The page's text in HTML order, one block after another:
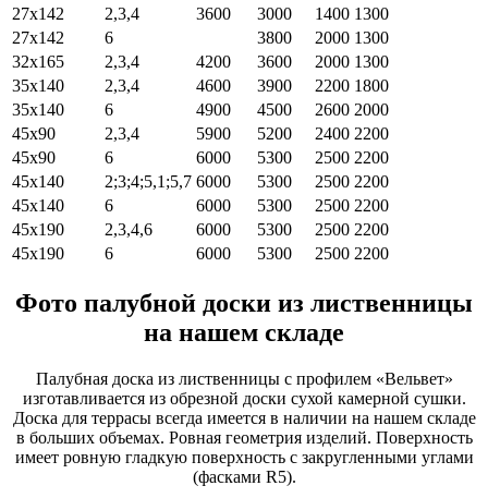
27х142
2,3,4 3600 3000 1400 1300
27х142
6 3800 2000 1300
32х165
2,3,4 4200 3600 2000 1300
35х140
2,3,4 4600 3900 2200 1800
35х140
6 4900 4500 2600 2000
45х90
2,3,4 5900 5200 2400 2200
45х90
6 6000 5300 2500 2200
45х140
2;3;4;5,1;5,7 6000 5300 2500 2200
45х140
6 6000 5300 2500 2200
45х190
2,3,4,6 6000 5300 2500 2200
45х190
6 6000 5300 2500 2200
Фото палубной доски из лиственницы
на нашем складе
Палубная доска из лиственницы с профилем «Вельвет»
изготавливается из обрезной доски сухой камерной сушки.
Доска для террасы всегда имеется в наличии на нашем складе
в больших объемах. Ровная геометрия изделий. Поверхность
имеет ровную гладкую поверхность с закругленными углами
(фасками R5).